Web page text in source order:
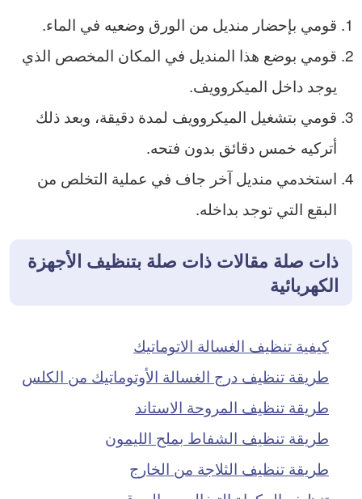
قومي بإحضار منديل من الورق وضعيه في الماء.
قومي بوضع هذا المنديل في المكان المخصص الذي
يوجد داخل الميكروويف.
قومي بتشغيل الميكروويف لمدة دقيقة، وبعد ذلك
أتركيه خمس دقائق بدون فتحه.
استخدمي منديل آخر جاف في عملية التخلص من
البقع التي توجد بداخله.
ذات صلة مقالات ذات صلة بتنظيف الأجهزة
الكهربائية
كيفية تنظيف الغسالة الاتوماتيك
طريقة تنظيف درج الغسالة الأوتوماتيك من الكلس
طريقة تنظيف المروحة الاستاند
طريقة تنظيف الشفاط بملح الليمون
طريقة تنظيف الثلاجة من الخارج